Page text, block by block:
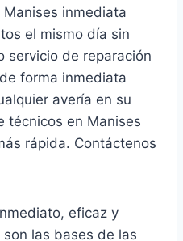
inmediata
el mismo día sin
servicio de reparación
forma inmediata
avería en su
técnicos en Manises
rápida. Contáctenos
eficaz y
las bases de las